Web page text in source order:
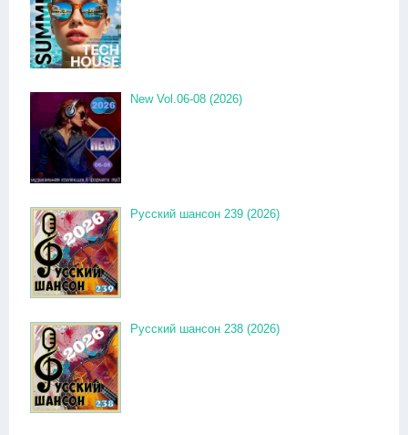
New Vol.06-08 (2026)
Русский шансон 239 (2026)
Русский шансон 238 (2026)